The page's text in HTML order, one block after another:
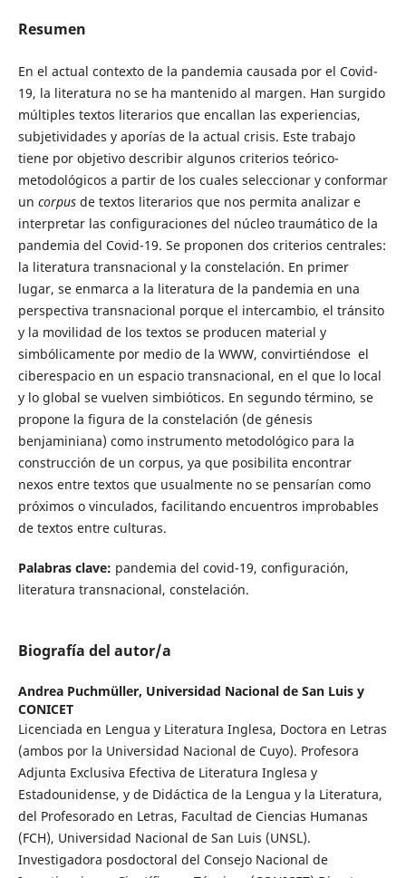
Resumen
En el actual contexto de la pandemia causada por el Covid-
19, la literatura no se ha mantenido al margen. Han surgido
múltiples textos literarios que encallan las experiencias,
subjetividades y aporías de la actual crisis. Este trabajo
tiene por objetivo describir algunos criterios teórico-
metodológicos a partir de los cuales seleccionar y conformar
un corpusde textos literarios que nos permita analizar e
interpretar las configuraciones del núcleo traumático de la
pandemia del Covid-19. Se proponen dos criterios centrales:
la literatura transnacional y la constelación. En primer
lugar, se enmarca a la literatura de la pandemia en una
perspectiva transnacional porque el intercambio, el tránsito
y la movilidad de los textos se producen material y
simbólicamente por medio de la WWW, convirtiéndose el
ciberespacio en un espacio transnacional, en el que lo local
y lo global se vuelven simbióticos. En segundo término, se
propone la figura de la constelación (de génesis
benjaminiana) como instrumento metodológico para la
construcción de un corpus, ya que posibilita encontrar
nexos entre textos que usualmente no se pensarían como
próximos o vinculados, facilitando encuentros improbables
de textos entre culturas.
Palabras clave: pandemia del covid-19, configuración,
literatura transnacional, constelación.
Biografía del autor/a
Andrea Puchmüller, Universidad Nacional de San Luis y
CONICET
Licenciada en Lengua y Literatura Inglesa, Doctora en Letras
(ambos por la Universidad Nacional de Cuyo). Profesora
Adjunta Exclusiva Efectiva de Literatura Inglesa y
Estadounidense, y de Didáctica de la Lengua y la Literatura,
del Profesorado en Letras, Facultad de Ciencias Humanas
(FCH), Universidad Nacional de San Luis (UNSL).
Investigadora posdoctoral del Consejo Nacional de